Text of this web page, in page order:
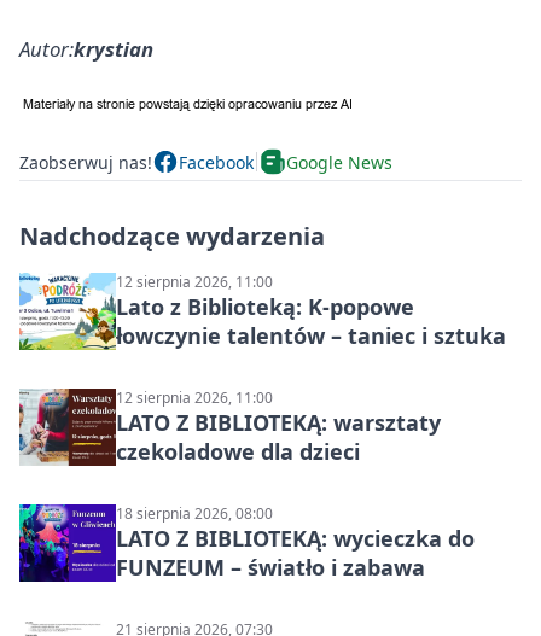
Autor:krystian
Zaobserwuj nas! Facebook Google News
Nadchodzące wydarzenia
12 sierpnia 2026, 11:00
Lato z Biblioteką: K-popowe
łowczynie talentów – taniec i sztuka
12 sierpnia 2026, 11:00
LATO Z BIBLIOTEKĄ: warsztaty
czekoladowe dla dzieci
18 sierpnia 2026, 08:00
LATO Z BIBLIOTEKĄ: wycieczka do
FUNZEUM – światło i zabawa
21 sierpnia 2026, 07:30